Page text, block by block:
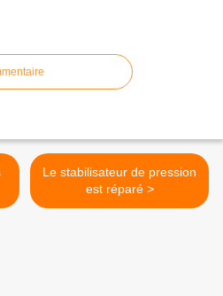
Le stabilisateur de pression
est réparé >